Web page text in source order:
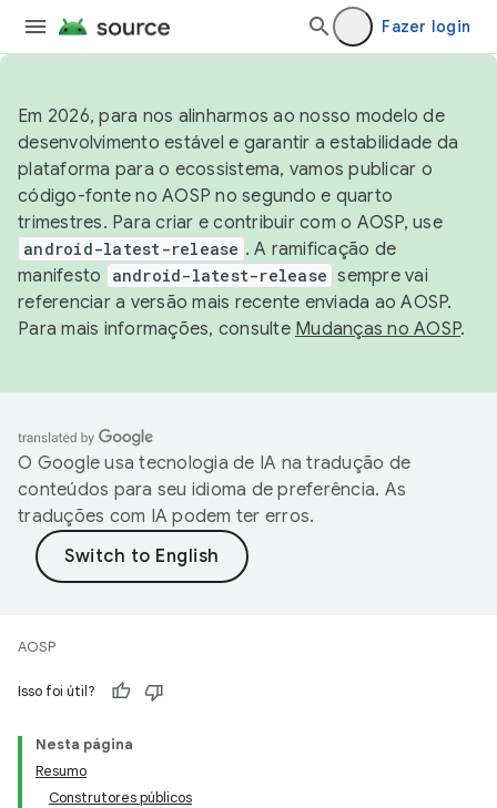
Fazer login
Em 2026, para nos alinharmos ao nosso modelo de
desenvolvimento estável e garantir a estabilidade da
plataforma para o ecossistema, vamos publicar o
código-fonte no AOSP no segundo e quarto
trimestres. Para criar e contribuir com o AOSP, use
android-latest-release . A ramificação de
manifesto
android-latest-release sempre vai
referenciar a versão mais recente enviada ao AOSP.
Para mais informações, consulte Mudanças no AOSP.
O Google usa tecnologia de IA na tradução de
conteúdos para seu idioma de preferência. As
traduções com IA podem ter erros.
AOSP
Isso foi útil?
Nesta página
Resumo
Construtores públicos